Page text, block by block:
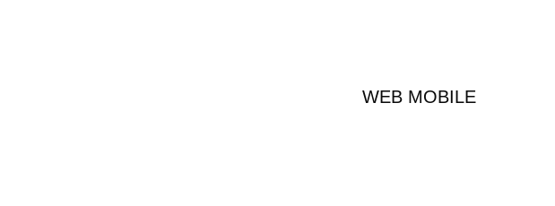
WEB MOBILE